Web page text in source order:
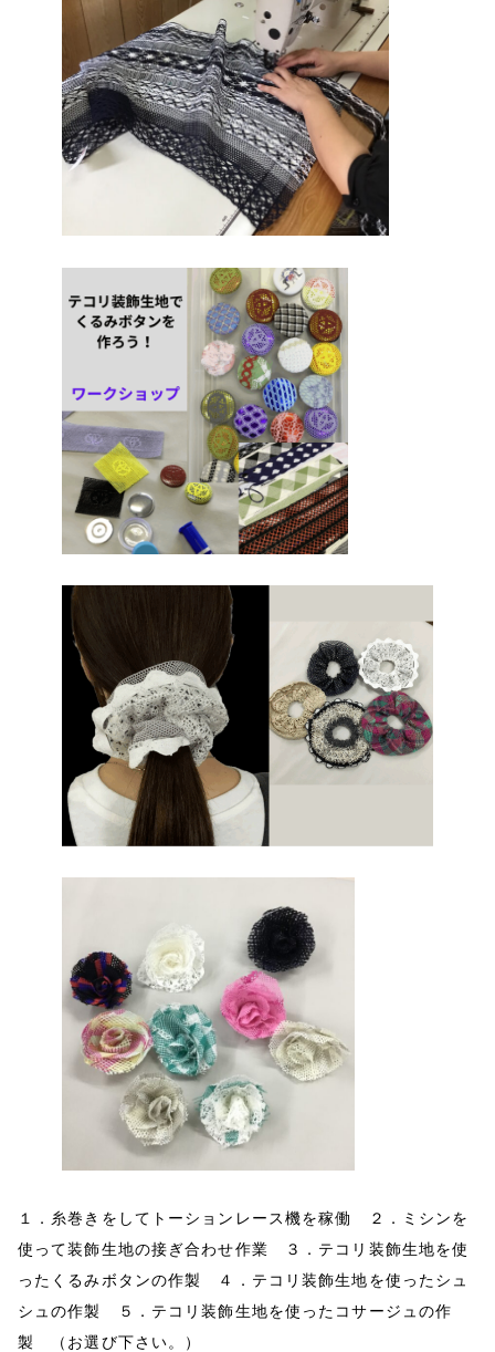
１．糸巻きをしてトーションレース機を稼働 ２．ミシンを
使って装飾生地の接ぎ合わせ作業 ３．テコリ装飾生地を使
ったくるみボタンの作製 ４．テコリ装飾生地を使ったシュ
シュの作製 ５．テコリ装飾生地を使ったコサージュの作
製 （お選び下さい。）